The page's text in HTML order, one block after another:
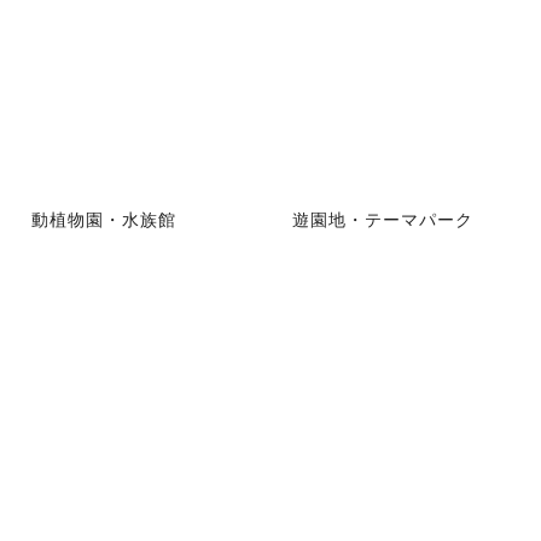
動植物園・水族館 遊園地・テーマパーク